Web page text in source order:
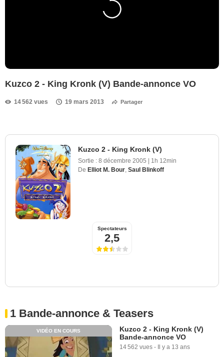
Kuzco 2 - King Kronk (V) Bande-annonce VO
14 562 vues 19 mars 2013 Partager
Kuzco 2 - King Kronk (V)
Sortie : 8 décembre 2005 | 1h 12min
De Elliot M. Bour Saul Blinkoff
Spectateurs
2,5
1 Bande-annonce & Teasers
VIDÉO EN COURS
Kuzco 2 - King Kronk (V)
Bande-annonce VO
14 562 vues - Il y a 13 ans